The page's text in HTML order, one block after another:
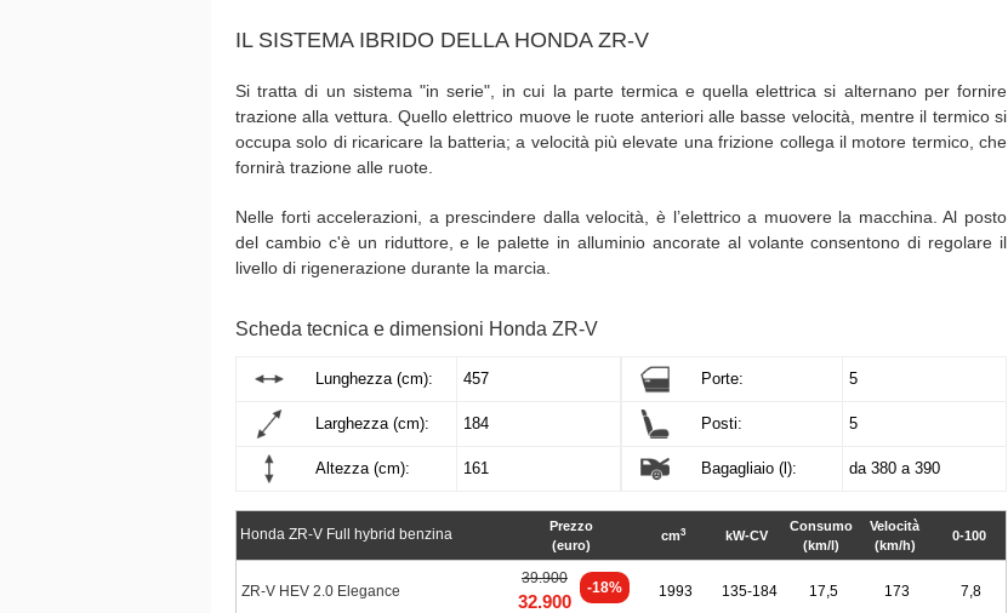
IL SISTEMA IBRIDO DELLA HONDA ZR-V
Si tratta di un sistema "in serie", in cui la parte termica e quella elettrica si alternano per fornire
trazione alla vettura. Quello elettrico muove le ruote anteriori alle basse velocità, mentre il termico si
occupa solo di ricaricare la batteria; a velocità più elevate una frizione collega il motore termico, che
fornirà trazione alle ruote.
Nelle forti accelerazioni, a prescindere dalla velocità, è l’elettrico a muovere la macchina. Al posto
del cambio c'è un riduttore, e le palette in alluminio ancorate al volante consentono di regolare il
livello di rigenerazione durante la marcia.
Scheda tecnica e dimensioni Honda ZR-V
Lunghezza (cm): 457
Larghezza (cm): 184
Altezza (cm): 161
Porte: 5
Posti: 5
Bagagliaio (l): da 380 a 390
Honda ZR-V Full hybrid benzina
Prezzo
(euro)
cm3 kW-CV
Consumo
(km/l)
Velocità
(km/h)
0-100
ZR-V HEV 2.0 Elegance
39.900
32.900
-18% 1993 135-184 17,5 173 7,8